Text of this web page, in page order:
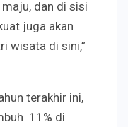
dan di sisi
juga akan
wisata di sini,”
terakhir ini,
11% di